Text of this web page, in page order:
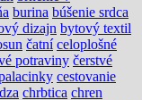
burina búšenie srdca
dizajn bytový textil
čatní celoplošné
potraviny čerstvé
cestovanie
chrbtica chren